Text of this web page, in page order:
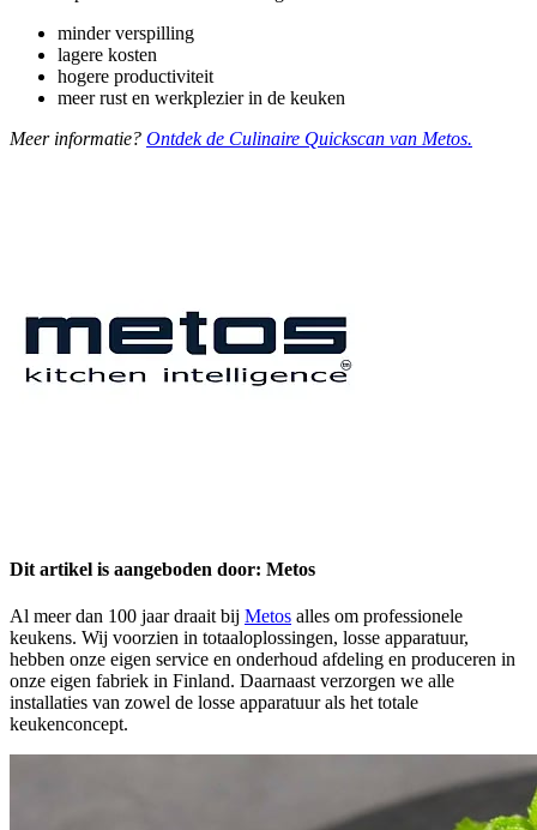
minder verspilling
lagere kosten
hogere productiviteit
meer rust en werkplezier in de keuken
Meer informatie? Ontdek de Culinaire Quickscan van Metos.
Dit artikel is aangeboden door: Metos
Al meer dan 100 jaar draait bij Metos alles om professionele
keukens. Wij voorzien in totaaloplossingen, losse apparatuur,
hebben onze eigen service en onderhoud afdeling en produceren in
onze eigen fabriek in Finland. Daarnaast verzorgen we alle
installaties van zowel de losse apparatuur als het totale
keukenconcept.